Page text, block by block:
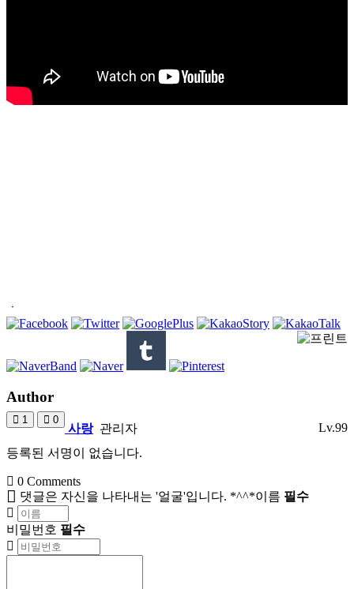
ㆍ
Author
1 0
Lv.99
사랑 관리자
584,000
(100%)
등록된 서명이 없습니다.
0 Comments
댓글은 자신을 나타내는 '얼굴'입니다. *^^*이름 필수
비밀번호 필수